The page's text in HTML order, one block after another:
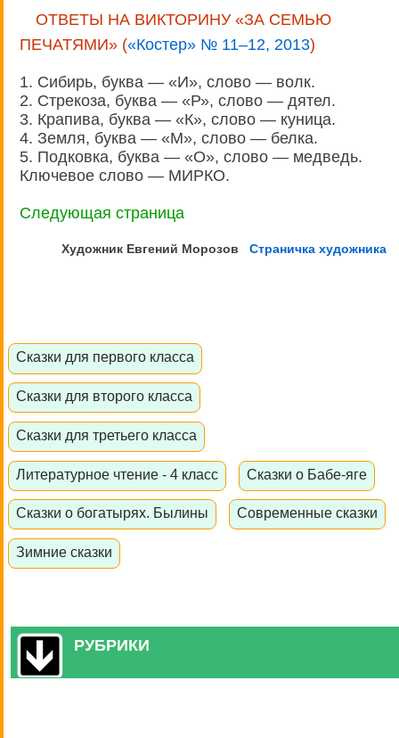
ОТВЕТЫ НА ВИКТОРИНУ «ЗА СЕМЬЮ
ПЕЧАТЯМИ» («Костер» № 11–12, 2013)
1. Сибирь, буква — «И», слово — волк.
2. Стрекоза, буква — «Р», слово — дятел.
3. Крапива, буква — «К», слово — куница.
4. Земля, буква — «М», слово — белка.
5. Подковка, буква — «О», слово — медведь.
Ключевое слово — МИРКО.
Следующая страница
Художник Евгений Морозов Страничка художника
Сказки для первого класса
Сказки для второго класса
Сказки для третьего класса
Литературное чтение - 4 класс Сказки о Бабе-яге
Сказки о богатырях. Былины Современные сказки
Зимние сказки
РУБРИКИ